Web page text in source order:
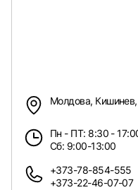
Молдова,
Пн - ПТ: 8:30 -
Сб: 9:00-13:00
+373-78-854-555
+373-22-46-07-07